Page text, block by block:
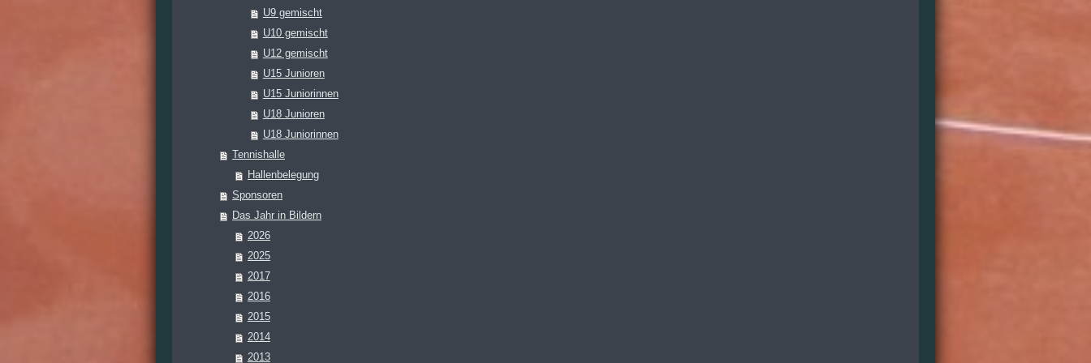
U9 gemischt
U10 gemischt
U12 gemischt
U15 Junioren
U15 Juniorinnen
U18 Junioren
U18 Juniorinnen
Tennishalle
Hallenbelegung
Sponsoren
Das Jahr in Bildern
2026
2025
2017
2016
2015
2014
2013